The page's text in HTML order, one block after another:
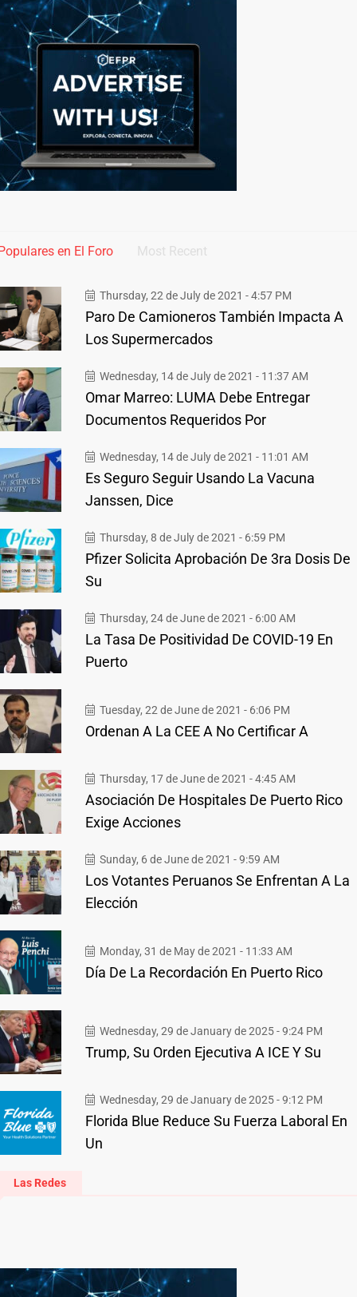
en El Foro Most Recent
Thursday, 22 de July de 2021 - 4:57 PM
Paro De Camioneros También Impacta A
Los Supermercados
Wednesday, 14 de July de 2021 - 11:37 AM
Omar Marreo: LUMA Debe Entregar
Documentos Requeridos Por
Wednesday, 14 de July de 2021 - 11:01 AM
Es Seguro Seguir Usando La Vacuna
Janssen, Dice
Thursday, 8 de July de 2021 - 6:59 PM
Pfizer Solicita Aprobación De 3ra Dosis De
Su
Thursday, 24 de June de 2021 - 6:00 AM
La Tasa De Positividad De COVID-19 En
Puerto
Tuesday, 22 de June de 2021 - 6:06 PM
Ordenan A La CEE A No Certificar A
Thursday, 17 de June de 2021 - 4:45 AM
Asociación De Hospitales De Puerto Rico
Exige Acciones
Sunday, 6 de June de 2021 - 9:59 AM
Los Votantes Peruanos Se Enfrentan A La
Elección
Monday, 31 de May de 2021 - 11:33 AM
Día De La Recordación En Puerto Rico
Wednesday, 29 de January de 2025 - 9:24 PM
Trump, Su Orden Ejecutiva A ICE Y Su
Wednesday, 29 de January de 2025 - 9:12 PM
Florida Blue Reduce Su Fuerza Laboral En
Un
Las Redes